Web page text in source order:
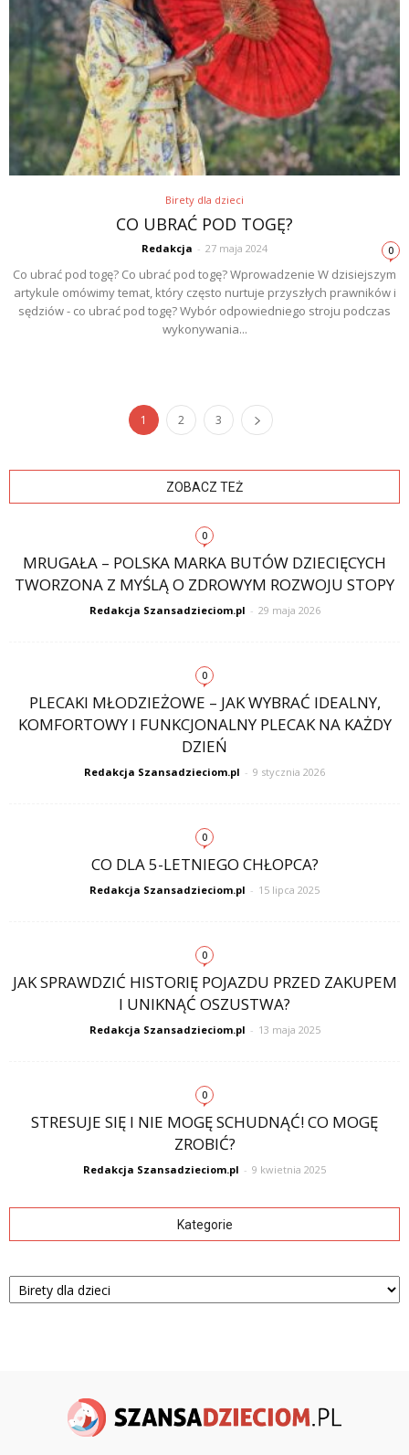
Birety dla dzieci
CO UBRAĆ POD TOGĘ?
Redakcja - 27 maja 2024 0
Co ubrać pod togę? Co ubrać pod togę? Wprowadzenie W dzisiejszym
artykule omówimy temat, który często nurtuje przyszłych prawników i
sędziów - co ubrać pod togę? Wybór odpowiedniego stroju podczas
wykonywania...
1 2 3
ZOBACZ TEŻ
0
MRUGAŁA – POLSKA MARKA BUTÓW DZIECIĘCYCH
TWORZONA Z MYŚLĄ O ZDROWYM ROZWOJU STOPY
Redakcja Szansadzieciom.pl - 29 maja 2026
0
PLECAKI MŁODZIEŻOWE – JAK WYBRAĆ IDEALNY,
KOMFORTOWY I FUNKCJONALNY PLECAK NA KAŻDY
DZIEŃ
Redakcja Szansadzieciom.pl - 9 stycznia 2026
0
CO DLA 5-LETNIEGO CHŁOPCA?
Redakcja Szansadzieciom.pl - 15 lipca 2025
0
JAK SPRAWDZIĆ HISTORIĘ POJAZDU PRZED ZAKUPEM
I UNIKNĄĆ OSZUSTWA?
Redakcja Szansadzieciom.pl - 13 maja 2025
0
STRESUJE SIĘ I NIE MOGĘ SCHUDNĄĆ! CO MOGĘ
ZROBIĆ?
Redakcja Szansadzieciom.pl - 9 kwietnia 2025
Kategorie
Kategorie